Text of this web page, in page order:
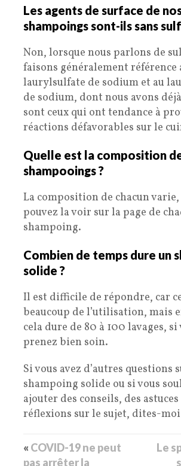
Les agents de surface de
shampoings sont-ils sans
Non, lorsque nous parlons de
faisons généralement référence
laurylsulfate de sodium et au
de sodium, dont nous avons
sont ceux qui ont tendance à
réactions défavorables sur le
Quelle est la composition
shampooings ?
La composition de chacun
pouvez la voir sur la page de
shampoing.
Combien de temps dure un
solide ?
Il est difficile de répondre, car
beaucoup de l’utilisation, mais
cela dure de 80 à 100 lavages, si
prenez bien soin.
Si vous avez d’autres questions
shampoing solide ou si vous
ajouter des conseils, des astuces
réflexions sur le sujet, dites-
« COVID-19 ne peut
pas arrêter la
Le